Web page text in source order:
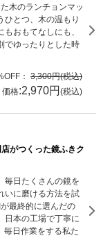
木のランチョンマッ
ひとつ、木の温もり
おもてなしにも、
でゆったりとした時
： 3,300円(税込)
価格:2,970円 (税込)
がつくった鏡ふきク
毎日たくさんの鏡を
いに磨ける方法を試
最終的に選んだの
日本の工場で丁寧に
毎日作業をする私た